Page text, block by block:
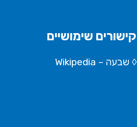
קישורים שימושיים
◊ שבעה – Wikipedia